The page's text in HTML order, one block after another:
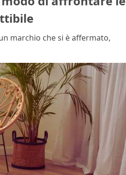
marchio che si è affermato,